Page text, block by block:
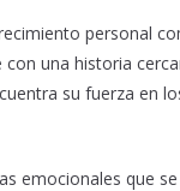
personal
una historia
su fuerza en
emocionales que